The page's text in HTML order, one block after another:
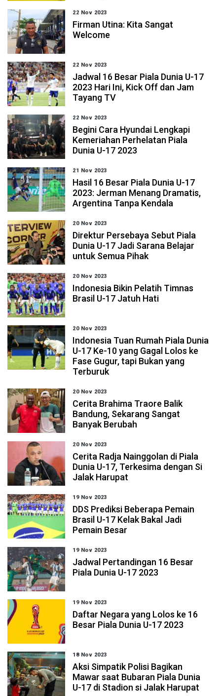
22 Nov 2023
Firman Utina: Kita Sangat
Welcome
22 Nov 2023
Jadwal 16 Besar Piala Dunia U-17
2023 Hari Ini, Kick Off dan Jam
Tayang TV
22 Nov 2023
Begini Cara Hyundai Lengkapi
Kemeriahan Perhelatan Piala
Dunia U-17 2023
21 Nov 2023
Hasil 16 Besar Piala Dunia U-17
2023: Jerman Menang Dramatis,
Argentina Tanpa Kendala
20 Nov 2023
Direktur Persebaya Sebut Piala
Dunia U-17 Jadi Sarana Belajar
untuk Semua Pihak
20 Nov 2023
Indonesia Bikin Pelatih Timnas
Brasil U-17 Jatuh Hati
20 Nov 2023
Indonesia Tuan Rumah Piala Dunia
U-17 Ke-10 yang Gagal Lolos ke
Fase Gugur, tapi Bukan yang
Terburuk
20 Nov 2023
Cerita Brahima Traore Balik
Bandung, Sekarang Sangat
Banyak Berubah
20 Nov 2023
Cerita Radja Nainggolan di Piala
Dunia U-17, Terkesima dengan Si
Jalak Harupat
19 Nov 2023
DDS Prediksi Beberapa Pemain
Brasil U-17 Kelak Bakal Jadi
Pemain Besar
19 Nov 2023
Jadwal Pertandingan 16 Besar
Piala Dunia U-17 2023
19 Nov 2023
Daftar Negara yang Lolos ke 16
Besar Piala Dunia U-17 2023
18 Nov 2023
Aksi Simpatik Polisi Bagikan
Mawar saat Bubaran Piala Dunia
U-17 di Stadion si Jalak Harupat